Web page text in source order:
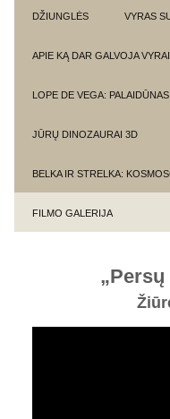
DŽIUNGLĖS VYRAS
APIE KĄ DAR GALVOJA VYRAI
LOPE DE VEGA:
JŪRŲ DINOZAURAI 3D
BELKA IR STRELKA:
FILMO GALERIJA